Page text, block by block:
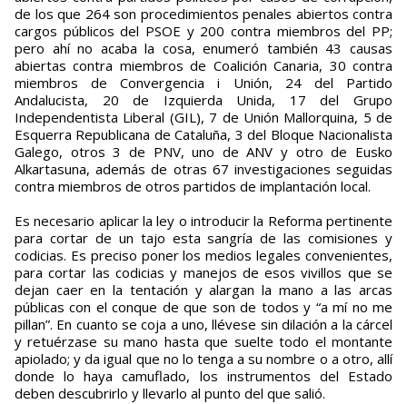
de los que 264 son procedimientos penales abiertos contra
cargos públicos del PSOE y 200 contra miembros del PP;
pero ahí no acaba la cosa, enumeró también 43 causas
abiertas contra miembros de Coalición Canaria, 30 contra
miembros de Convergencia i Unión, 24 del Partido
Andalucista, 20 de Izquierda Unida, 17 del Grupo
Independentista Liberal (GIL), 7 de Unión Mallorquina, 5 de
Esquerra Republicana de Cataluña, 3 del Bloque Nacionalista
Galego, otros 3 de PNV, uno de ANV y otro de Eusko
Alkartasuna, además de otras 67 investigaciones seguidas
contra miembros de otros partidos de implantación local.
Es necesario aplicar la ley o introducir la Reforma pertinente
para cortar de un tajo esta sangría de las comisiones y
codicias. Es preciso poner los medios legales convenientes,
para cortar las codicias y manejos de esos vivillos que se
dejan caer en la tentación y alargan la mano a las arcas
públicas con el conque de que son de todos y “a mí no me
pillan”. En cuanto se coja a uno, llévese sin dilación a la cárcel
y retuérzase su mano hasta que suelte todo el montante
apiolado; y da igual que no lo tenga a su nombre o a otro, allí
donde lo haya camuflado, los instrumentos del Estado
deben descubrirlo y llevarlo al punto del que salió.